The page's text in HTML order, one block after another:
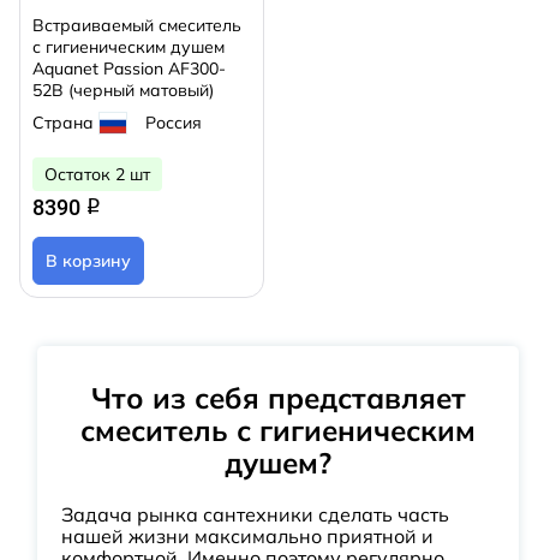
Встраиваемый смеситель
с гигиеническим душем
Aquanet Passion AF300-
52B (черный матовый)
Страна
Россия
Остаток 2 шт
8390 q
В корзину
Что из себя представляет
смеситель с гигиеническим
душем?
Задача рынка сантехники сделать часть
нашей жизни максимально приятной и